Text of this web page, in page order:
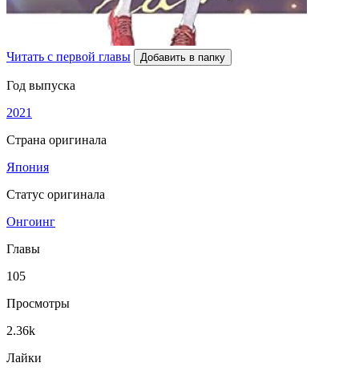
Читать с первой главы Добавить в папку
Год выпуска
2021
Страна оригинала
Япония
Статус оригинала
Онгоинг
Главы
105
Просмотры
2.36k
Лайки